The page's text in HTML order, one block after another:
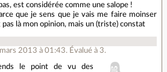
est considérée comme une salope !
que je sens que je vais me faire moinser
là mon opinion, mais un (triste) constat
2013 à 01:43. Évalué à 3.
le point de vu des